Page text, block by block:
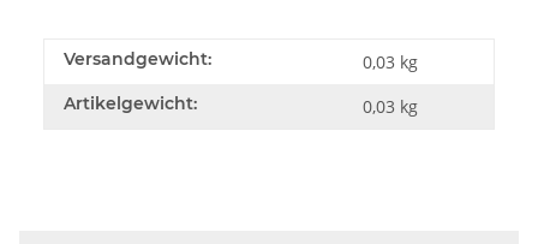
Versandgewicht: 0,03 kg
Artikelgewicht: 0,03 kg